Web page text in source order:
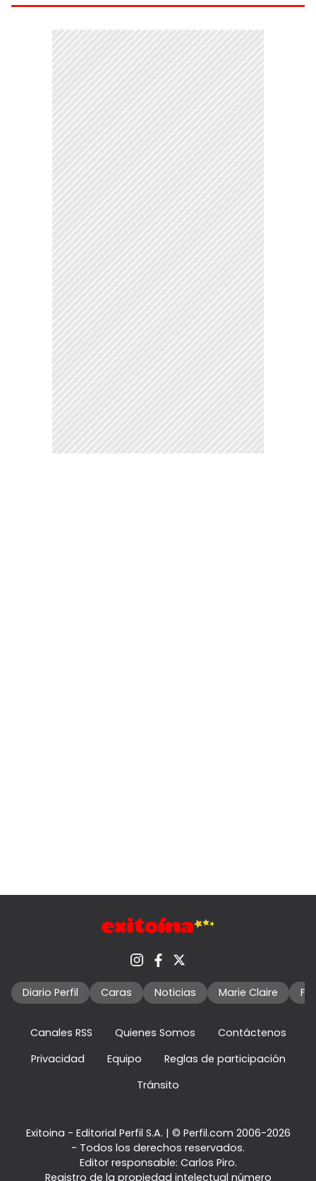
Diario Perfil Caras Noticias Marie Claire
Canales RSS Quienes Somos
Contáctenos
Privacidad
Equipo
Reglas de participación
Tránsito
Exitoina - Editorial Perfil S.A. | © Perfil.com 2006-2026
- Todos los derechos reservados.
Editor responsable: Carlos Piro.
Registro de la propiedad intelectual número